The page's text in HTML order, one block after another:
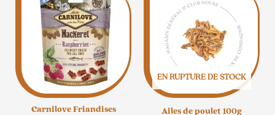
Carnilove Friandises
EN RUPTURE DE STOCK
Ailes de poulet 100g